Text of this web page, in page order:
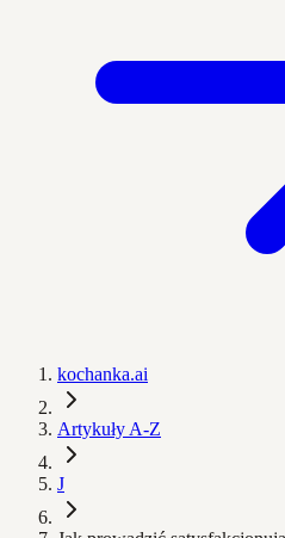
kochanka.ai
Artykuły A-Z
J